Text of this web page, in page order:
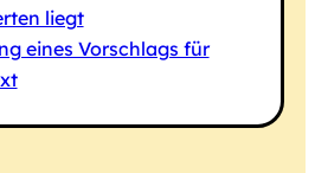
liegt
eines Vorschlags für